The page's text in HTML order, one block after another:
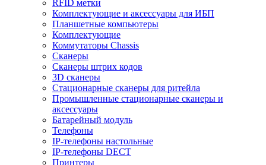
RFID метки
Комплектующие и аксессуары для ИБП
Планшетные компьютеры
Комплектующие
Коммутаторы Chassis
Сканеры
Сканеры штрих кодов
3D сканеры
Стационарные сканеры для ритейла
Промышленные стационарные сканеры и
аксессуары
Батарейный модуль
Телефоны
IP-телефоны настольные
IP-телефоны DECT
Принтеры